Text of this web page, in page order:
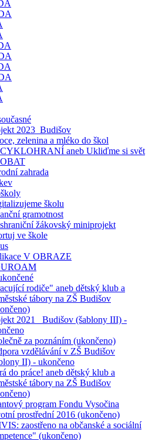
2023_Budišov
zelenina a mléko do škol
aneb Ukliďme si svět
zahrada
školu
gramotnost
žákovský miniprojekt
ve škole
V OBRAZE
rodiče" aneb dětský klub a
tábory na ZŠ Budišov
2021_ Budišov (šablony III) -
za poznáním (ukončeno)
vzdělávání v ZŠ Budišov
II) - ukončeno
do práce! aneb dětský klub a
tábory na ZŠ Budišov
program Fondu Vysočina
prostřední 2016 (ukončeno)
zaostřeno na občanské a sociální
(ukončeno)